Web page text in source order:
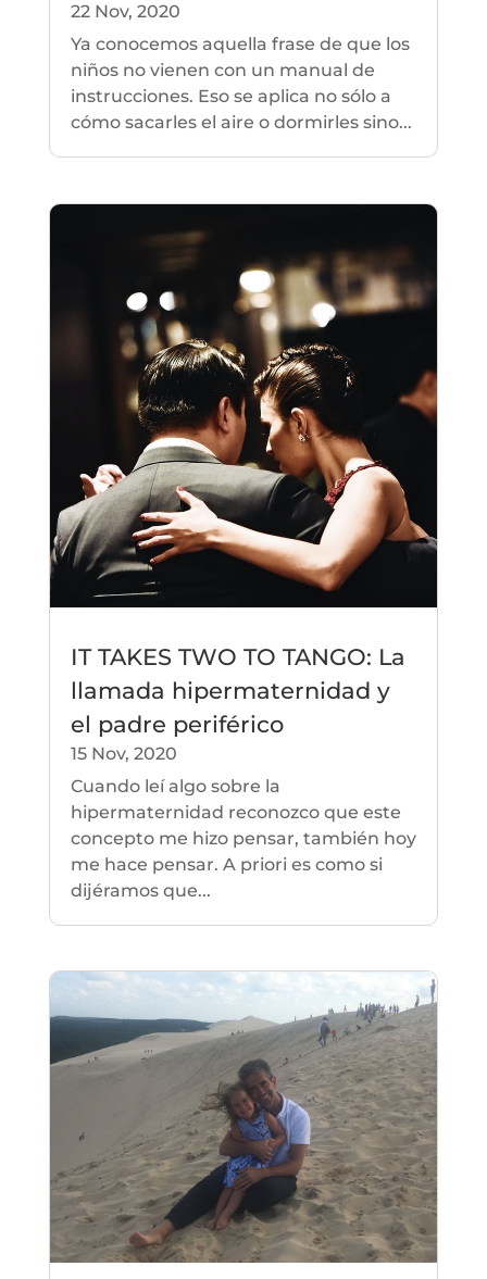
22 Nov, 2020
Ya conocemos aquella frase de que los
niños no vienen con un manual de
instrucciones. Eso se aplica no sólo a
cómo sacarles el aire o dormirles sino...
IT TAKES TWO TO TANGO: La
llamada hipermaternidad y
el padre periférico
15 Nov, 2020
Cuando leí algo sobre la
hipermaternidad reconozco que este
concepto me hizo pensar, también hoy
me hace pensar. A priori es como si
dijéramos que...